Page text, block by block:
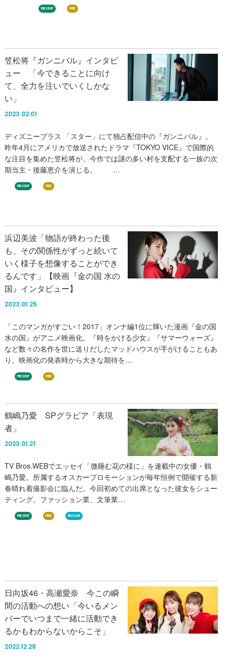
PRESENT FREE
笠松将『ガンニバル』インタビ
ュー 「今できることに向け
て、全力を注いでいくしかな
い」
2023.02.01
ディズニープラス 「スター」にて独占配信中の『ガンニバル』。
昨年4月にアメリカで放送されたドラマ『TOKYO VICE』で国際的
な注目を集めた笠松将が、今作では謎の多い村を支配する一族の次
期当主・後藤恵介を演じる。 …
PRESENT FREE
浜辺美波「物語が終わった後
も、その関係性がずっと続いて
いく様子を想像することができ
るんです」【映画『金の国 水の
国』インタビュー】
2023.01.25
「このマンガがすごい！2017」オンナ編1位に輝いた漫画『金の国
水の国』がアニメ映画化。『時をかける少女』『サマーウォーズ』
など数々の名作を世に送りだしたマッドハウスが手がけることもあ
り、映画化の発表時から大きな期待を…
PRESENT FREE
鶴嶋乃愛 SPグラビア「表現
者」
2023.01.21
TV Bros.WEBでエッセイ「微睡む花の様に」を連載中の女優・鶴
嶋乃愛。所属するオスカープロモーションが毎年恒例で開催する新
春晴れ着撮影会に臨んだ。今回初めての出席となった彼女をシュー
ティング。ファッション業、文筆業…
PRESENT FREE REGULAR
日向坂46・高瀬愛奈 今この瞬
間の活動への想い「今いるメン
バーでいつまで一緒に活動でき
るかもわからないからこそ」
2022.12.28